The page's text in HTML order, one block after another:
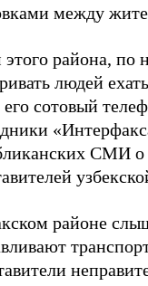
между
района, по
людей
его сотовый
СМИ о
районе